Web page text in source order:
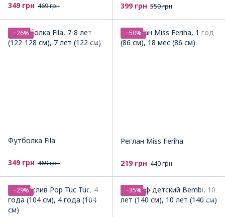
349 грн 469 грн
399 грн 550 грн
−26%
Футболка Fila
349 грн 469 грн
−50%
Реглан Miss Feriha
219 грн 440 грн
−29% −35%